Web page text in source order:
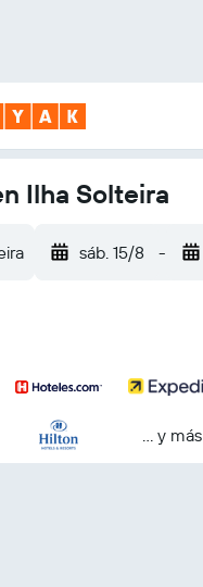
Ilha Solteira
sáb. 15/8 -
… y más